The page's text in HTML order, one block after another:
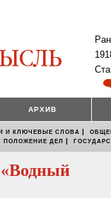
АРХИВ
И КЛЮЧЕВЫЕ СЛОВА |
ПОЛОЖЕНИЕ ДЕЛ |
«Водный